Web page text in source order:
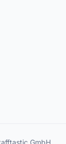
GmbH